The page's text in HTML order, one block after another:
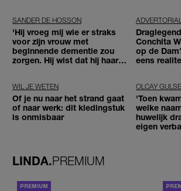
SANDER DE HOSSON
'Hij vroeg mij wie er straks
voor zijn vrouw met
beginnende dementie zou
zorgen. Hij wist dat hij haar
Conchita
op de
eens
WIL JE WETEN
Of je nu naar het strand gaat
of naar werk: dit kledingstuk
is onmisbaar
OLCAY
'Toen
welke
huwelijk
eigen
LINDA.PREMIUM